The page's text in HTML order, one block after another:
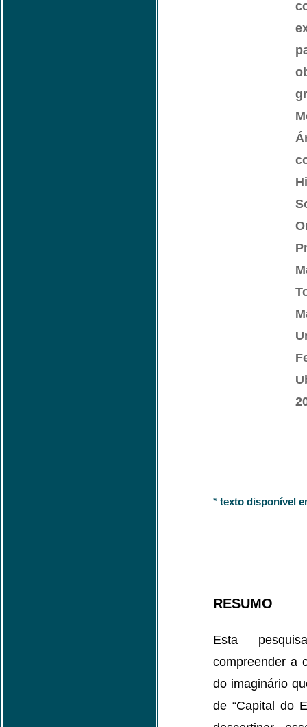
* texto disponível
RESUMO
Esta
compreender a
do imaginário
de “Capital do